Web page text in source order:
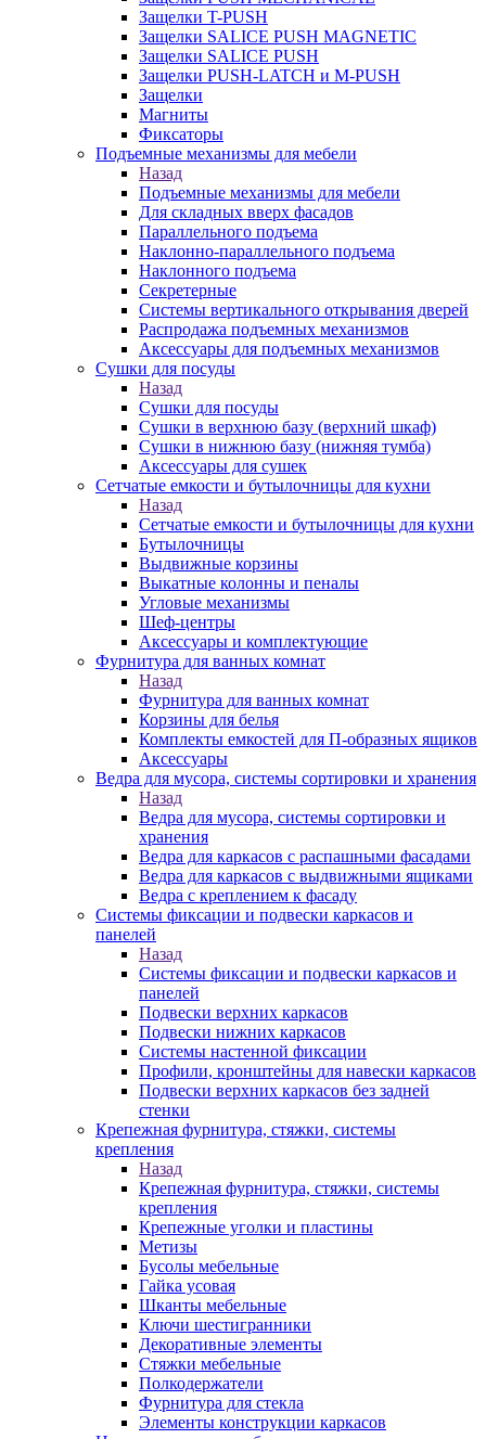
Защелки T-PUSH
Защелки SALICE PUSH MAGNETIC
Защелки SALICE PUSH
Защелки PUSH-LATCH и M-PUSH
Защелки
Магниты
Фиксаторы
Подъемные механизмы для мебели
Назад
Подъемные механизмы для мебели
Для складных вверх фасадов
Параллельного подъема
Наклонно-параллельного подъема
Наклонного подъема
Секретерные
Системы вертикального открывания дверей
Распродажа подъемных механизмов
Аксессуары для подъемных механизмов
Сушки для посуды
Назад
Сушки для посуды
Сушки в верхнюю базу (верхний шкаф)
Сушки в нижнюю базу (нижняя тумба)
Аксессуары для сушек
Сетчатые емкости и бутылочницы для кухни
Назад
Сетчатые емкости и бутылочницы для кухни
Бутылочницы
Выдвижные корзины
Выкатные колонны и пеналы
Угловые механизмы
Шеф-центры
Аксессуары и комплектующие
Фурнитура для ванных комнат
Назад
Фурнитура для ванных комнат
Корзины для белья
Комплекты емкостей для П-образных ящиков
Аксессуары
Ведра для мусора, системы сортировки и хранения
Назад
Ведра для мусора, системы сортировки и
хранения
Ведра для каркасов с распашными фасадами
Ведра для каркасов с выдвижными ящиками
Ведра с креплением к фасаду
Системы фиксации и подвески каркасов и
панелей
Назад
Системы фиксации и подвески каркасов и
панелей
Подвески верхних каркасов
Подвески нижних каркасов
Системы настенной фиксации
Профили, кронштейны для навески каркасов
Подвески верхних каркасов без задней
стенки
Крепежная фурнитура, стяжки, системы
крепления
Назад
Крепежная фурнитура, стяжки, системы
крепления
Крепежные уголки и пластины
Метизы
Бусолы мебельные
Гайка усовая
Шканты мебельные
Ключи шестигранники
Декоративные элементы
Стяжки мебельные
Полкодержатели
Фурнитура для стекла
Элементы конструкции каркасов